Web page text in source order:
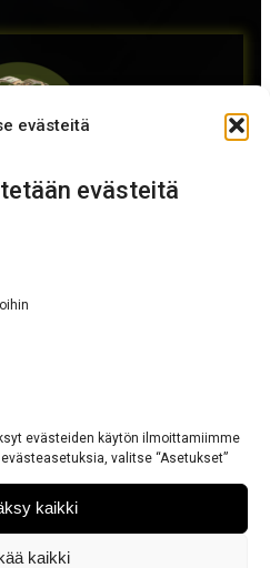
evästeitä
evästeitä
evästeiden käytön ilmoittamiimme
valitse “Asetukset”
kaikki
kaikki